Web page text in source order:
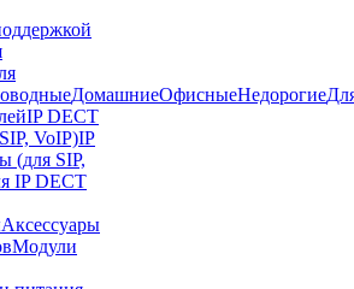
ДомашниеОфисныеНедорогие
IP DECT
VoIP)IP
(для SIP,
IP DECT
Аксессуары
Модули